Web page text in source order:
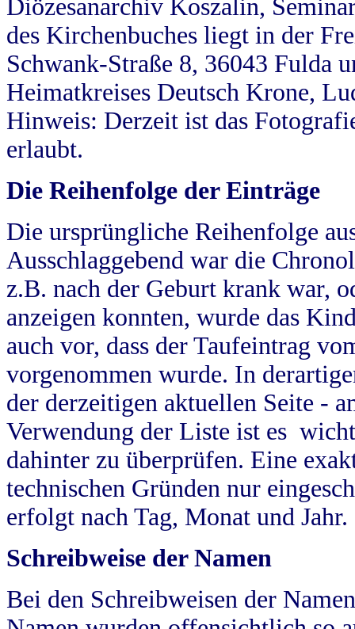
Diözesanarchiv Koszalin,
des Kirchenbuches liegt in der
Schwank-Straße 8, 36043 Fulda
Heimatkreises Deutsch Krone,
Hinweis: Derzeit ist das
erlaubt.
Die Reihenfolge der Einträge
Die ursprüngliche Reihenfolge
Ausschlaggebend war die
z.B. nach der Geburt krank war,
anzeigen konnten, wurde das
auch vor, dass der Taufeintrag
vorgenommen wurde. In
der derzeitigen aktuellen Seite -
Verwendung der Liste ist es
dahinter zu überprüfen. Eine
technischen Gründen nur
erfolgt nach Tag, Monat und Jahr.
Schreibweise der Namen
Bei den Schreibweisen der